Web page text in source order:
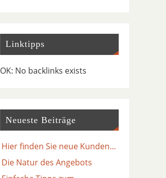
Linktipps
OK: No backlinks exists
Neueste Beiträge
Hier finden Sie neue Kunden…
Die Natur des Angebots